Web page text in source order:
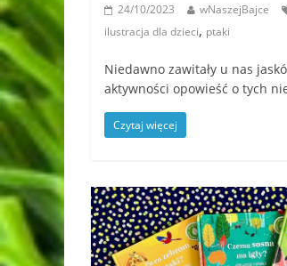
24/10/2023 wNaszejBajce
ilustracja dla dzieci, ptaki
Niedawno zawitały u nas
aktywności opowieść o tych
Czytaj więcej